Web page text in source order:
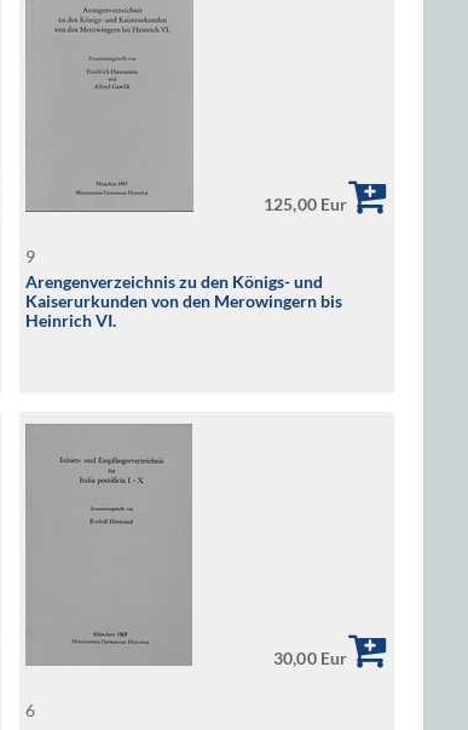
125,00 Eur
9
Arengenverzeichnis zu den Königs- und
Kaiserurkunden von den Merowingern bis
Heinrich VI.
30,00 Eur
6